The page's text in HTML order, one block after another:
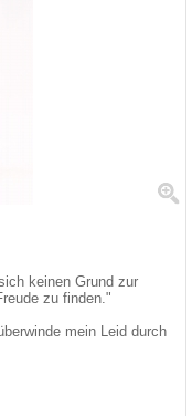
keinen Grund zur
zu finden."
mein Leid durch